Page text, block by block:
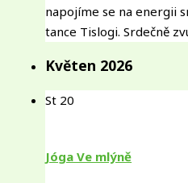
napojíme se na energii
tance Tislogi. Srdečně
Květen 2026
St 20
Jóga Ve mlýně